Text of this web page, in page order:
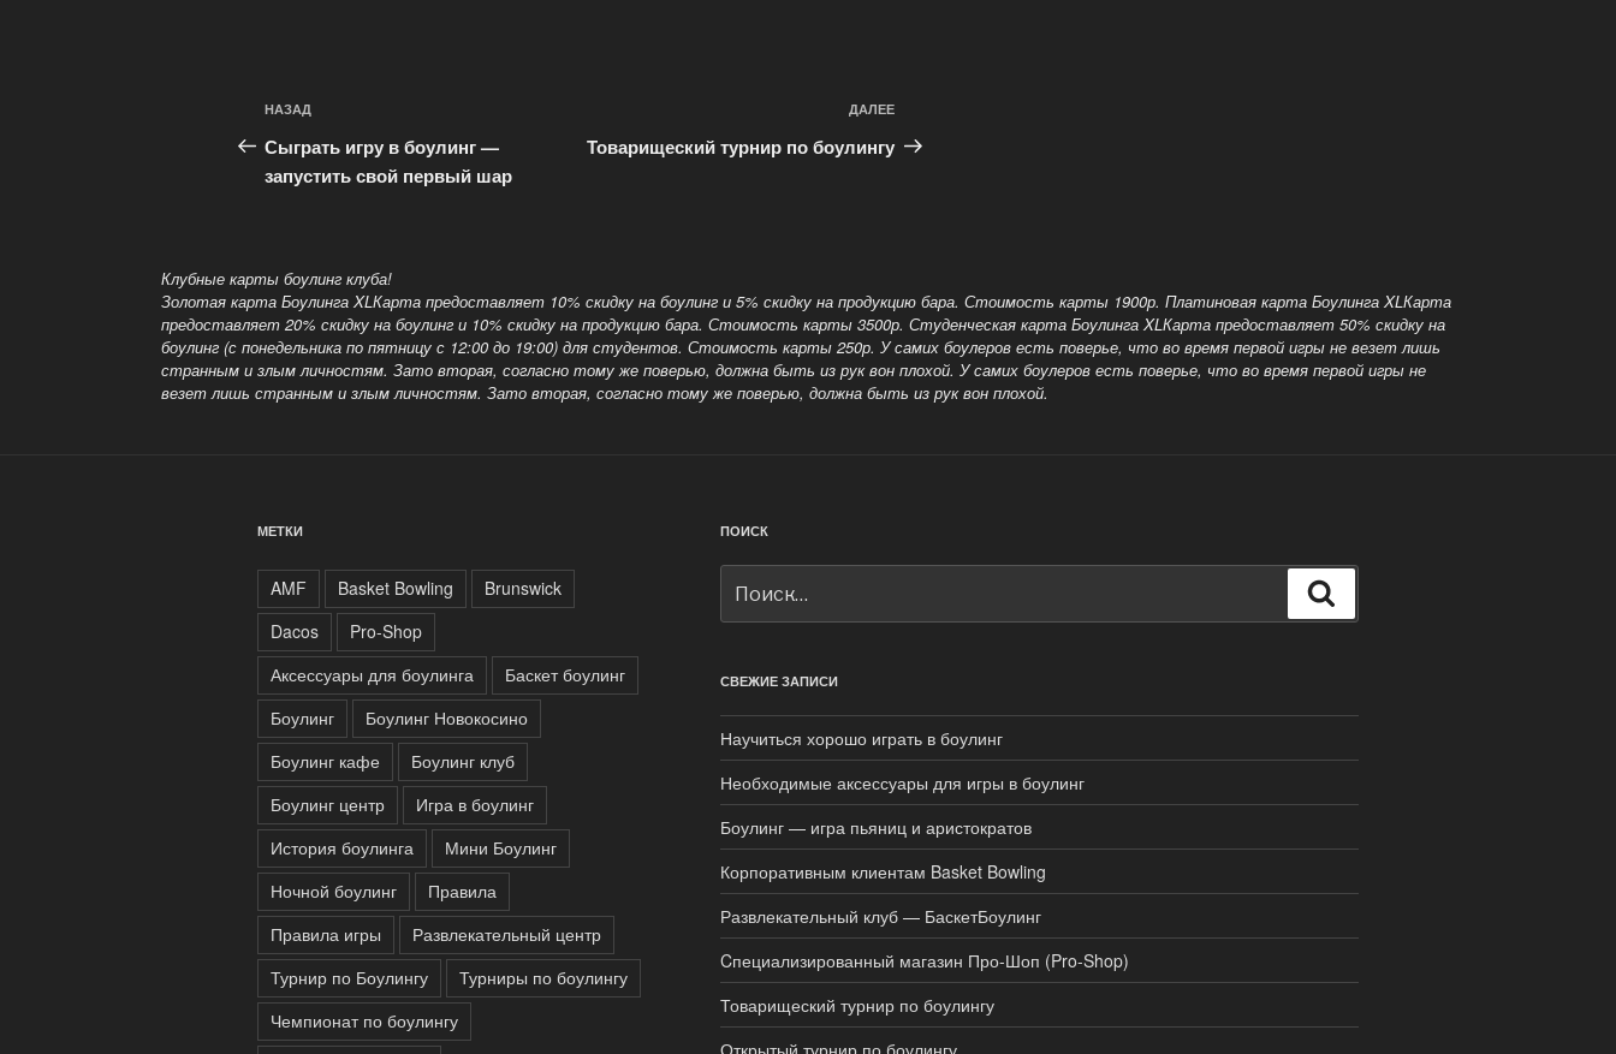
Навигация
по
записям
Предыдущая
запись:
НАЗАД
Сыграть игру в боулинг —
запустить свой первый шар
запись
ДАЛЕЕ
Товарищеский турнир по боулингу
Клубные карты боулинг клуба!
Золотая карта Боулинга XLКарта предоставляет 10% скидку на боулинг и 5% скидку на продукцию бара. Стоимость карты 1900р. Платиновая карта Боулинга XLКарта
предоставляет 20% скидку на боулинг и 10% скидку на продукцию бара. Стоимость карты 3500р. Студенческая карта Боулинга XLКарта предоставляет 50% скидку на
боулинг (с понедельника по пятницу с 12:00 до 19:00) для студентов. Стоимость карты 250р.У самих боулеров есть поверье, что во время первой игры не везет лишь
странным и злым личностям. Зато вторая, согласно тому же поверью, должна быть из рук вон плохой. У самих боулеров есть поверье, что во время первой игры не
везет лишь странным и злым личностям.Зато вторая, согласно тому же поверью, должна быть из рук вон плохой.
МЕТКИ
AMF Basket Bowling
Brunswick
Dacos
Pro-Shop
Аксессуары для боулинга
Баскет боулинг
Боулинг
Боулинг Новокосино
Боулинг кафе
Боулинг клуб
Боулинг центр
Игра в боулинг
История боулинга
Мини Боулинг
Ночной боулинг
Правила
Правила игры
Развлекательный центр
Турнир по Боулингу
Турниры по боулингу
Чемпионат по боулингу
ПОИСК
СВЕЖИЕ ЗАПИСИ
Научиться хорошо играть в боулинг
Необходимые аксессуары для игры в боулинг
Боулинг — игра пьяниц и аристократов
Корпоративным клиентам Basket Bowling
Развлекательный клуб — БаскетБоулинг
Cпециализированный магазин Про-Шоп (Pro-Shop)
Товарищеский турнир по боулингу